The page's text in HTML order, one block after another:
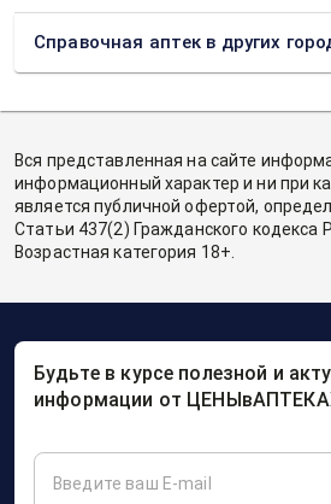
Справочная аптек в других
Вся представленная на сайте
информационный характер и ни при
является публичной офертой,
Статьи 437(2) Гражданского кодекса
Возрастная категория 18+.
Будьте в курсе полезной и
информации от